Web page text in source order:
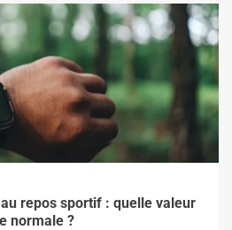
repos sportif : quelle valeur
normale ?